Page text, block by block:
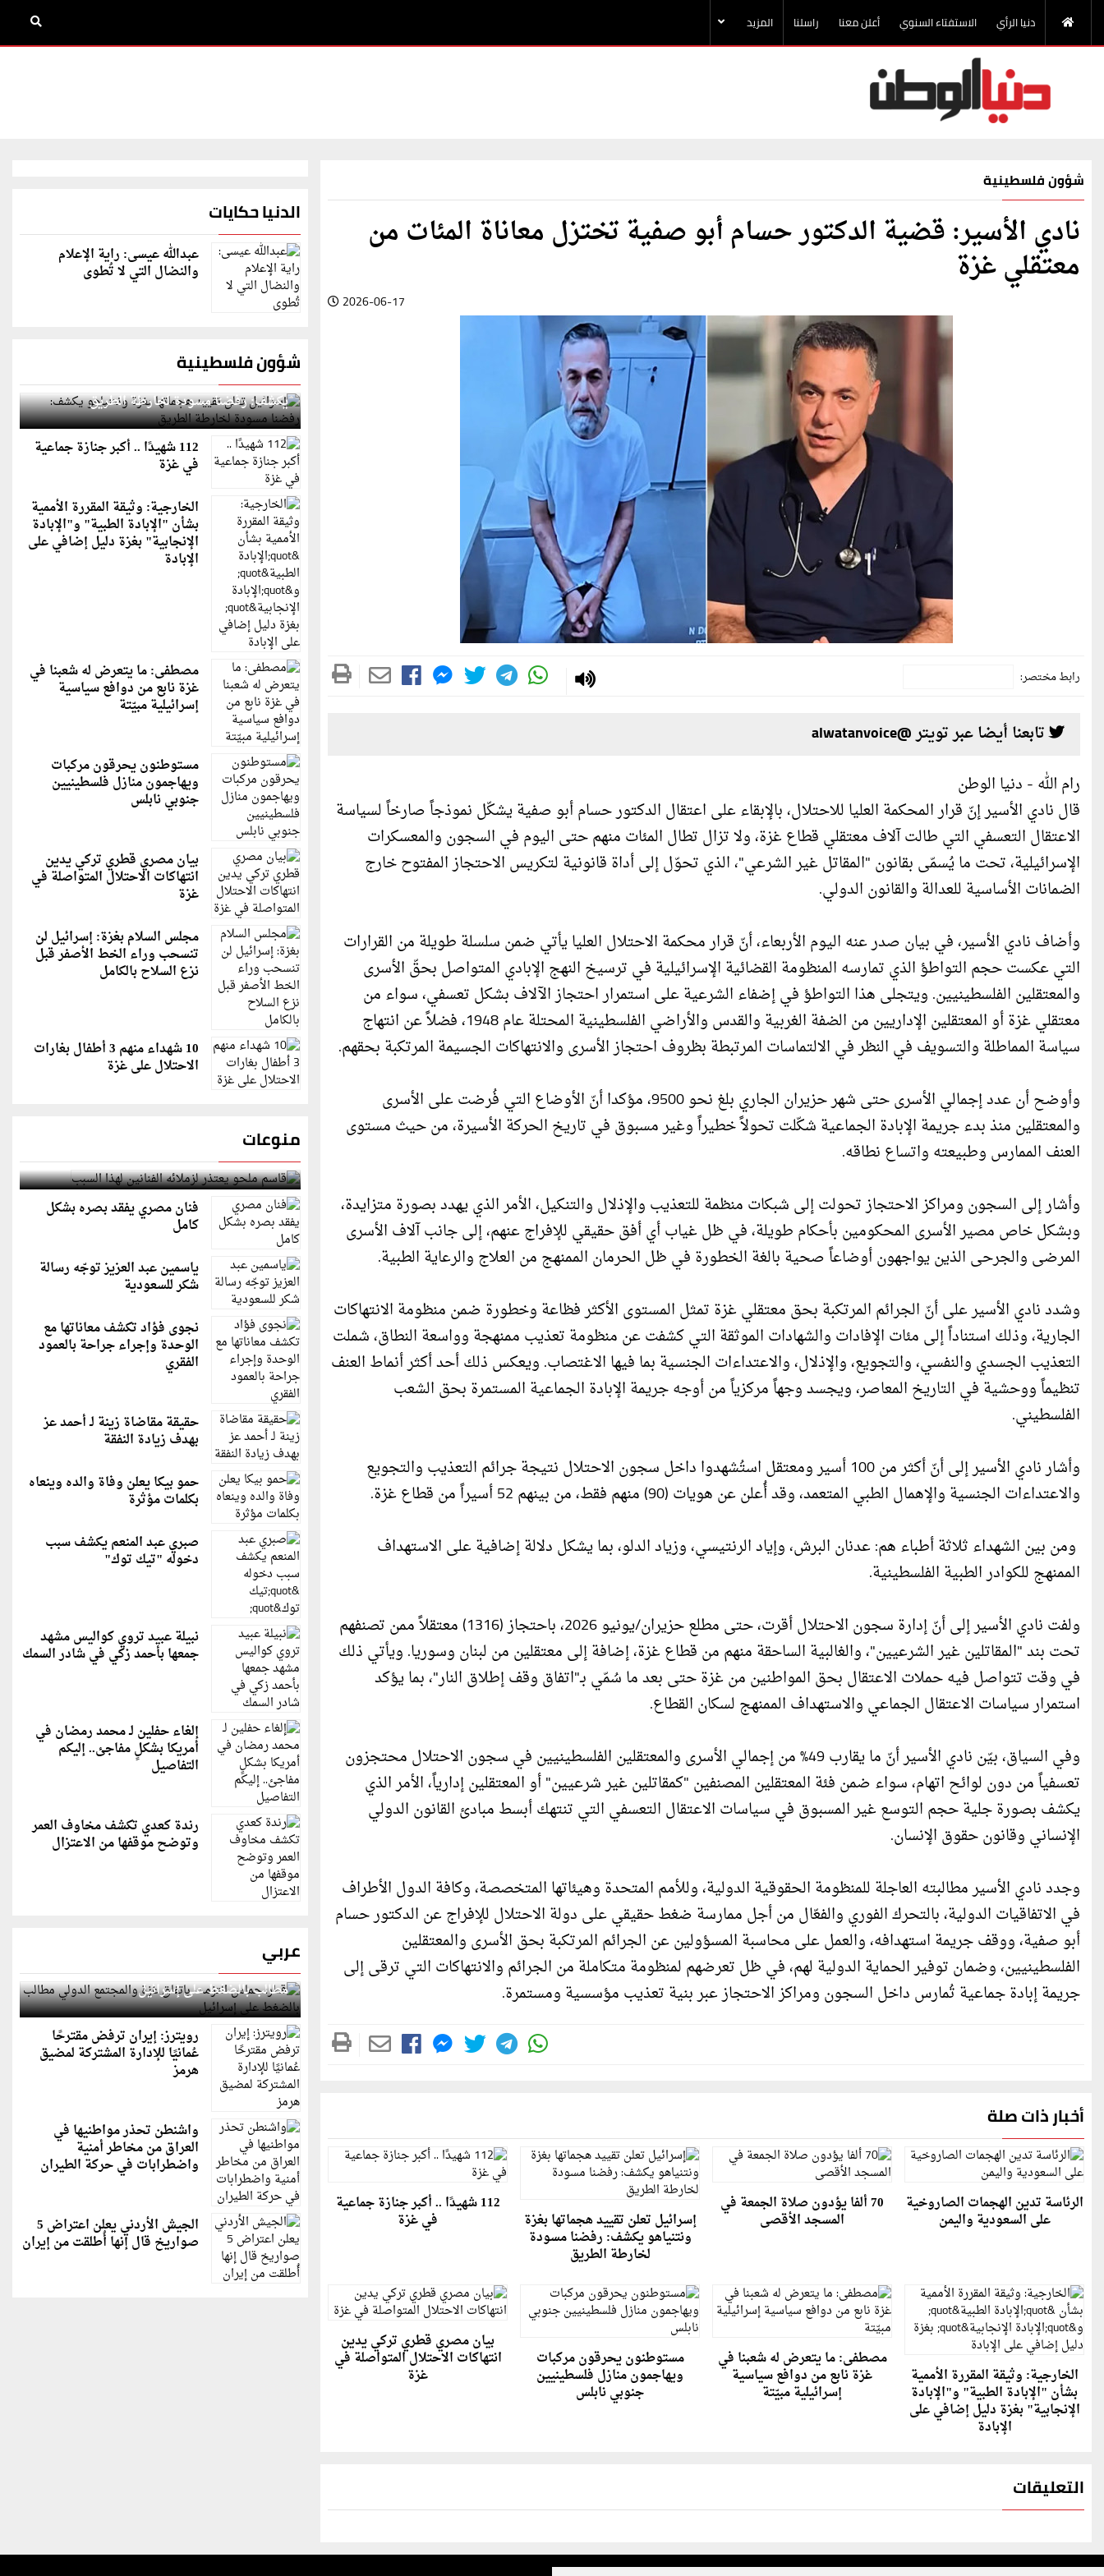
دنيا الرأي الاستفتاء السنوي أعلن معنا راسلنا المزيد
شؤون فلسطينية
نادي الأسير: قضية الدكتور حسام أبو صفية تختزل معاناة المئات من
معتقلي غزة
2026-06-17
رابط مختصر:
تابعنا أيضا عبر تويتر @alwatanvoice
رام الله - دنيا الوطن
قال نادي الأسير إنّ قرار المحكمة العليا للاحتلال، بالإبقاء على اعتقال الدكتور حسام أبو صفية يشكّل نموذجاً صارخاً لسياسة
الاعتقال التعسفي التي طالت آلاف معتقلي قطاع غزة، ولا تزال تطال المئات منهم حتى اليوم في السجون والمعسكرات
الإسرائيلية، تحت ما يُسمّى بقانون "المقاتل غير الشرعي"، الذي تحوّل إلى أداة قانونية لتكريس الاحتجاز المفتوح خارج
الضمانات الأساسية للعدالة والقانون الدولي.
وأضاف نادي الأسير، في بيان صدر عنه اليوم الأربعاء، أنّ قرار محكمة الاحتلال العليا يأتي ضمن سلسلة طويلة من القرارات
التي عكست حجم التواطؤ الذي تمارسه المنظومة القضائية الإسرائيلية في ترسيخ النهج الإبادي المتواصل بحقّ الأسرى
والمعتقلين الفلسطينيين. ويتجلى هذا التواطؤ في إضفاء الشرعية على استمرار احتجاز الآلاف بشكل تعسفي، سواء من
معتقلي غزة أو المعتقلين الإداريين من الضفة الغربية والقدس والأراضي الفلسطينية المحتلة عام 1948، فضلاً عن انتهاج
سياسة المماطلة والتسويف في النظر في الالتماسات المرتبطة بظروف احتجاز الأسرى والانتهاكات الجسيمة المرتكبة بحقهم.
وأوضح أن عدد إجمالي الأسرى حتى شهر حزيران الجاري بلغ نحو 9500، مؤكدا أنّ الأوضاع التي فُرضت على الأسرى
والمعتقلين منذ بدء جريمة الإبادة الجماعية شكّلت تحولاً خطيراً وغير مسبوق في تاريخ الحركة الأسيرة، من حيث مستوى
العنف الممارس وطبيعته واتساع نطاقه.
وأشار إلى السجون ومراكز الاحتجاز تحولت إلى شبكات منظمة للتعذيب والإذلال والتنكيل، الأمر الذي يهدد بصورة متزايدة،
وبشكل خاص مصير الأسرى المحكومين بأحكام طويلة، في ظل غياب أي أفق حقيقي للإفراج عنهم، إلى جانب آلاف الأسرى
المرضى والجرحى الذين يواجهون أوضاعاً صحية بالغة الخطورة في ظل الحرمان الممنهج من العلاج والرعاية الطبية.
وشدد نادي الأسير على أنّ الجرائم المرتكبة بحق معتقلي غزة تمثل المستوى الأكثر فظاعة وخطورة ضمن منظومة الانتهاكات
الجارية، وذلك استناداً إلى مئات الإفادات والشهادات الموثقة التي كشفت عن منظومة تعذيب ممنهجة وواسعة النطاق، شملت
التعذيب الجسدي والنفسي، والتجويع، والإذلال، والاعتداءات الجنسية بما فيها الاغتصاب. ويعكس ذلك أحد أكثر أنماط العنف
تنظيماً ووحشية في التاريخ المعاصر، ويجسد وجهاً مركزياً من أوجه جريمة الإبادة الجماعية المستمرة بحق الشعب
الفلسطيني.
وأشار نادي الأسير إلى أنّ أكثر من 100 أسير ومعتقل استُشهدوا داخل سجون الاحتلال نتيجة جرائم التعذيب والتجويع
والاعتداءات الجنسية والإهمال الطبي المتعمد، وقد أُعلن عن هويات (90) منهم فقط، من بينهم 52 أسيراً من قطاع غزة.
ومن بين الشهداء ثلاثة أطباء هم: عدنان البرش، وإياد الرنتيسي، وزياد الدلو، بما يشكل دلالة إضافية على الاستهداف
الممنهج للكوادر الطبية الفلسطينية.
ولفت نادي الأسير إلى أنّ إدارة سجون الاحتلال أقرت، حتى مطلع حزيران/يونيو 2026، باحتجاز (1316) معتقلاً ممن تصنفهم
تحت بند "المقاتلين غير الشرعيين"، والغالبية الساحقة منهم من قطاع غزة، إضافة إلى معتقلين من لبنان وسوريا. ويأتي ذلك
في وقت تتواصل فيه حملات الاعتقال بحق المواطنين من غزة حتى بعد ما سُمّي بـ"اتفاق وقف إطلاق النار"، بما يؤكد
استمرار سياسات الاعتقال الجماعي والاستهداف الممنهج لسكان القطاع.
وفي السياق، بيّن نادي الأسير أنّ ما يقارب 49% من إجمالي الأسرى والمعتقلين الفلسطينيين في سجون الاحتلال محتجزون
تعسفياً من دون لوائح اتهام، سواء ضمن فئة المعتقلين المصنفين "كمقاتلين غير شرعيين" أو المعتقلين إدارياً، الأمر الذي
يكشف بصورة جلية حجم التوسع غير المسبوق في سياسات الاعتقال التعسفي التي تنتهك أبسط مبادئ القانون الدولي
الإنساني وقانون حقوق الإنسان.
وجدد نادي الأسير مطالبته العاجلة للمنظومة الحقوقية الدولية، وللأمم المتحدة وهيئاتها المتخصصة، وكافة الدول الأطراف
في الاتفاقيات الدولية، بالتحرك الفوري والفعّال من أجل ممارسة ضغط حقيقي على دولة الاحتلال للإفراج عن الدكتور حسام
أبو صفية، ووقف جريمة استهدافه، والعمل على محاسبة المسؤولين عن الجرائم المرتكبة بحق الأسرى والمعتقلين
الفلسطينيين، وضمان توفير الحماية الدولية لهم، في ظل تعرضهم لمنظومة متكاملة من الجرائم والانتهاكات التي ترقى إلى
جريمة إبادة جماعية تُمارس داخل السجون ومراكز الاحتجاز عبر بنية تعذيب مؤسسية ومستمرة.
أخبار ذات صلة
الرئاسة تدين الهجمات الصاروخية
على السعودية واليمن
70 ألفا يؤدون صلاة الجمعة في
المسجد الأقصى إسرائيل تعلن تقييد هجماتها بغزة
ونتنياهو يكشف: رفضنا مسودة
لخارطة الطريق
112 شهيدًا .. أكبر جنازة جماعية
في غزة
الخارجية: وثيقة المقررة الأممية
بشأن "الإبادة الطبية" و"الإبادة
الإنجابية" بغزة دليل إضافي على
الإبادة
مصطفى: ما يتعرض له شعبنا في
غزة نابع من دوافع سياسية
إسرائيلية مبيّتة
مستوطنون يحرقون مركبات
ويهاجمون منازل فلسطينيين
جنوبي نابلس
بيان مصري قطري تركي يدين
انتهاكات الاحتلال المتواصلة في
غزة
التعليقات
الدنيا حكايات
عبدالله عيسى: راية الإعلام
والنضال التي لا تُطوى
شؤون فلسطينية
إسرائيل تعلن تقييد هجماتها بغزة ونتنياهو
يكشف: رفضنا مسودة لخارطة الطريق
112 شهيدًا .. أكبر جنازة جماعية
في غزة
الخارجية: وثيقة المقررة الأممية
بشأن "الإبادة الطبية" و"الإبادة
الإنجابية" بغزة دليل إضافي على
الإبادة
مصطفى: ما يتعرض له شعبنا في
غزة نابع من دوافع سياسية
إسرائيلية مبيّتة
مستوطنون يحرقون مركبات
ويهاجمون منازل فلسطينيين
جنوبي نابلس
بيان مصري قطري تركي يدين
انتهاكات الاحتلال المتواصلة في
غزة
مجلس السلام بغزة: إسرائيل لن
تنسحب وراء الخط الأصفر قبل
نزع السلاح بالكامل
10 شهداء منهم 3 أطفال بغارات
الاحتلال على غزة
منوعات
قاسم ملحو يعتذر لزملائه الفنانين لهذا السبب
فنان مصري يفقد بصره بشكل
كامل
ياسمين عبد العزيز توجّه رسالة
شكر للسعودية
نجوى فؤاد تكشف معاناتها مع
الوحدة وإجراء جراحة بالعمود
الفقري
حقيقة مقاضاة زينة لـ أحمد عز
بهدف زيادة النفقة
حمو بيكا يعلن وفاة والده وينعاه
بكلمات مؤثرة
صبري عبد المنعم يكشف سبب
دخوله "تيك توك"
نبيلة عبيد تروي كواليس مشهد
جمعها بأحمد زكي في شادر السمك
إلغاء حفلين لـ محمد رمضان في
أمريكا بشكلٍ مفاجئ.. إليكم
التفاصيل
رندة كعدي تكشف مخاوف العمر
وتوضح موقفها من الاعتزال
عربي
قطر: حماس التزمت باتفاق غزة والمجتمع الدولي
مطالب بالضغط على إسرائيل
رويترز: إيران ترفض مقترحًا
عُمانيًا للإدارة المشتركة لمضيق
هرمز
واشنطن تحذر مواطنيها في
العراق من مخاطر أمنية
واضطرابات في حركة الطيران
الجيش الأردني يعلن اعتراض 5
صواريخ قال إنها أُطلقت من إيران